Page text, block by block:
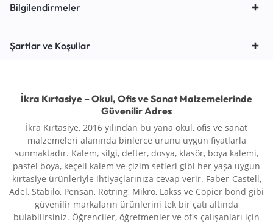
Bilgilendirmeler
Şartlar ve Koşullar
İkra Kırtasiye – Okul, Ofis ve Sanat Malzemelerinde
Güvenilir Adres
İkra Kırtasiye, 2016 yılından bu yana okul, ofis ve sanat
malzemeleri alanında binlerce ürünü uygun fiyatlarla
sunmaktadır. Kalem, silgi, defter, dosya, klasör, boya kalemi,
pastel boya, keçeli kalem ve çizim setleri gibi her yaşa uygun
kırtasiye ürünleriyle ihtiyaçlarınıza cevap verir. Faber-Castell,
Adel, Stabilo, Pensan, Rotring, Mikro, Lakss ve Copier bond gibi
güvenilir markaların ürünlerini tek bir çatı altında
bulabilirsiniz. Öğrenciler, öğretmenler ve ofis çalışanları için